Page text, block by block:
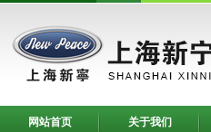
网站首页 关于我们